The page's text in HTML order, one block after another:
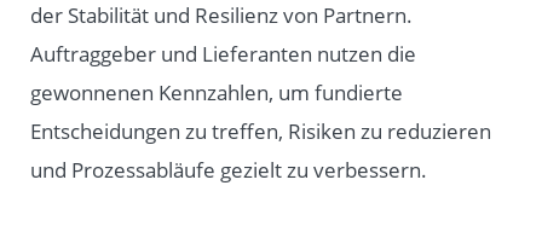
der Stabilität und Resilienz von Partnern.
Auftraggeber und Lieferanten nutzen die
gewonnenen Kennzahlen, um fundierte
Entscheidungen zu treffen, Risiken zu reduzieren
und Prozessabläufe gezielt zu verbessern.